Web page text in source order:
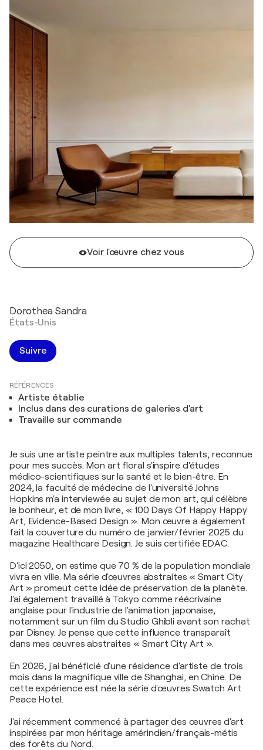
Voir l'œuvre chez vous
Dorothea Sandra
États-Unis
Suivre
RÉFÉRENCES
Artiste établie
Inclus dans des curations de galeries d'art
Travaille sur commande
Je suis une artiste peintre aux multiples talents, reconnue
pour mes succès. Mon art floral s'inspire d'études
médico-scientifiques sur la santé et le bien-être. En
2024, la faculté de médecine de l'université Johns
Hopkins m'a interviewée au sujet de mon art, qui célèbre
le bonheur, et de mon livre, « 100 Days Of Happy Happy
Art, Evidence-Based Design ». Mon œuvre a également
fait la couverture du numéro de janvier/février 2025 du
magazine Healthcare Design. Je suis certifiée EDAC.
D'ici 2050, on estime que 70 % de la population mondiale
vivra en ville. Ma série d'œuvres abstraites « Smart City
Art » promeut cette idée de préservation de la planète.
J'ai également travaillé à Tokyo comme réécrivaine
anglaise pour l'industrie de l'animation japonaise,
notamment sur un film du Studio Ghibli avant son rachat
par Disney. Je pense que cette influence transparaît
dans mes œuvres abstraites « Smart City Art ».
En 2026, j'ai bénéficié d'une résidence d'artiste de trois
mois dans la magnifique ville de Shanghai, en Chine. De
cette expérience est née la série d'œuvres Swatch Art
Peace Hotel.
J'ai récemment commencé à partager des œuvres d'art
inspirées par mon héritage amérindien/français-métis
des forêts du Nord.